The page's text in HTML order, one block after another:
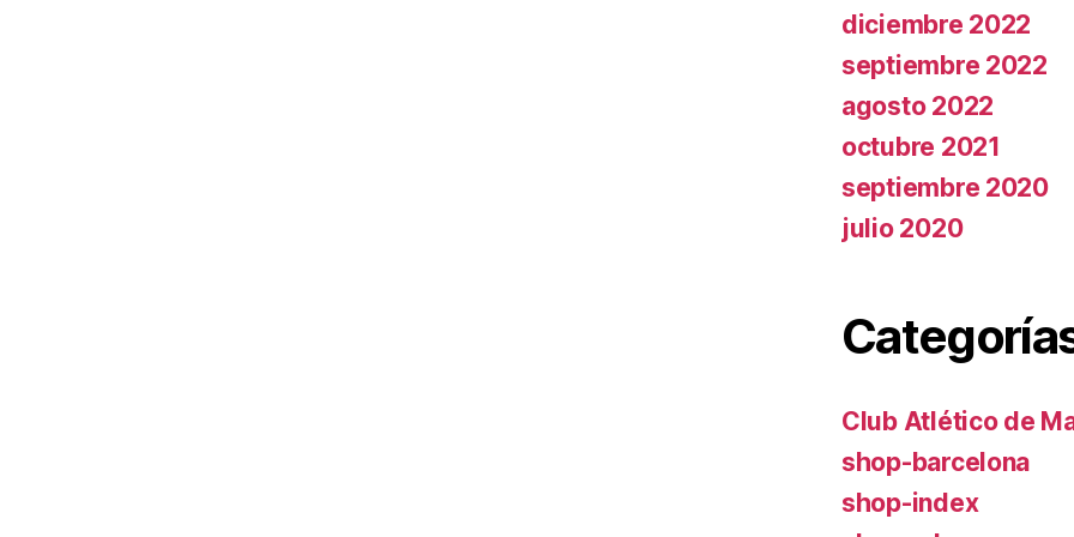
diciembre 2022
septiembre 2022
agosto 2022
octubre 2021
septiembre 2020
julio 2020
Club Atlético de
shop-barcelona
shop-index